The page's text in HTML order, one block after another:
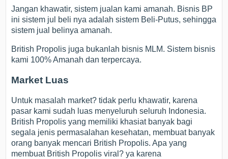
Jangan khawatir, sistem jualan kami amanah. Bisnis BP
ini sistem jul beli nya adalah sistem Beli-Putus, sehingga
sistem jual belinya amanah.
British Propolis juga bukanlah bisnis MLM. Sistem bisnis
kami 100% Amanah dan terpercaya.
Market Luas
Untuk masalah market? tidak perlu khawatir, karena
pasar kami sudah luas menyeluruh seluruh Indonesia.
British Propolis yang memiliki khasiat banyak bagi
segala jenis permasalahan kesehatan, membuat banyak
orang banyak mencari British Propolis. Apa yang
membuat British Propolis viral? ya karena